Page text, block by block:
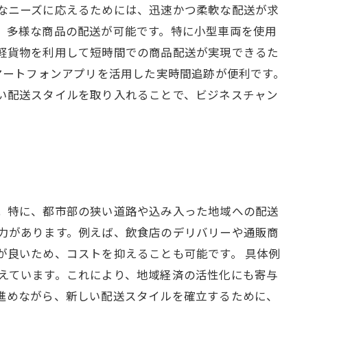
ーズに応えるためには、迅速かつ柔軟な配送が求
様な商品の配送が可能です。特に小型車両を使用
物を利用して短時間での商品配送が実現できるた
トフォンアプリを活用した実時間追跡が便利です。
送スタイルを取り入れることで、ビジネスチャン
に、都市部の狭い道路や込み入った地域への配送
あります。例えば、飲食店のデリバリーや通販商
いため、コストを抑えることも可能です。 具体例
います。これにより、地域経済の活性化にも寄与
ながら、新しい配送スタイルを確立するために、